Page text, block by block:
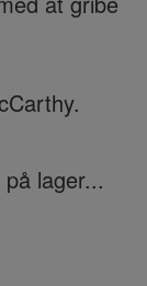
lager...